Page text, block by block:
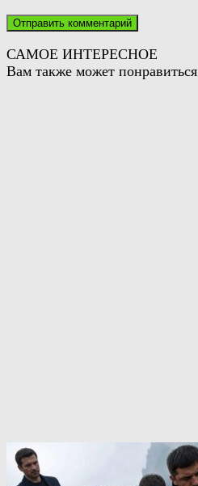
САМОЕ ИНТЕРЕСНОЕ
Вам также может понравиться